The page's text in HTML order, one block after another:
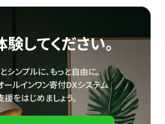
してください。
シンプルに、もっと自由に。
ルインワン寄付DXシステム
援をはじめましょう。